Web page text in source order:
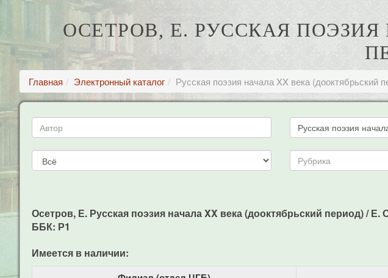
ОСЕТРОВ, Е. РУССКАЯ
Главная Электронный каталог Русская поэзия начала XX века (дооктябрьский
Осетров, Е. Русская поэзия начала XX века (дооктябрьский период) /
ББК: Р1
Имеется в наличии: